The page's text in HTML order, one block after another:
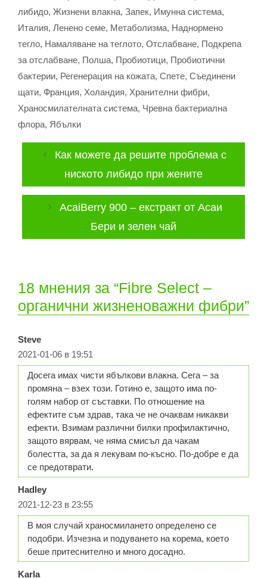
либидо, Жизнени влакна, Запек, Имунна система,
Италия, Ленено семе, Метаболизма, Наднормено
тегло, Намаляване на теглото, Отслабване, Подкрепа
за отслабване, Полша, Пробиотици, Пробиотични
бактерии, Регенерация на кожата, Спете, Съединени
щати, Франция, Холандия, Хранителни фибри,
Храносмилателната система, Чревна бактериална
флора, Ябълки
Как можете да решите проблема с
ниското либидо при жените
AcaiBerry 900 – екстракт от Асаи
Бери и зелен чай
18 мнения за “Fibre Select –
органични жизненоважни фибри”
Steve
2021-01-06 в 19:51
Досега имах чисти ябълкови влакна. Сега – за
промяна – взех този. Готино е, защото има по-
голям набор от съставки. По отношение на
ефектите съм здрав, така че не очаквам никакви
ефекти. Взимам различни билки профилактично,
защото вярвам, че няма смисъл да чакам
болестта, за да я лекувам по-късно. По-добре е да
се предотврати.
Hadley
2021-12-23 в 23:55
В моя случай храносмилането определено се
подобри. Изчезна и подуването на корема, което
беше притеснително и много досадно.
Karla